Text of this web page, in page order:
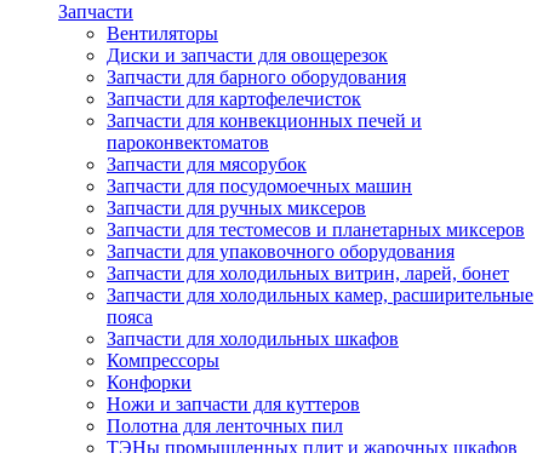
Запчасти
Вентиляторы
Диски и запчасти для овощерезок
Запчасти для барного оборудования
Запчасти для картофелечисток
Запчасти для конвекционных печей и
пароконвектоматов
Запчасти для мясорубок
Запчасти для посудомоечных машин
Запчасти для ручных миксеров
Запчасти для тестомесов и планетарных миксеров
Запчасти для упаковочного оборудования
Запчасти для холодильных витрин, ларей, бонет
Запчасти для холодильных камер, расширительные
пояса
Запчасти для холодильных шкафов
Компрессоры
Конфорки
Ножи и запчасти для куттеров
Полотна для ленточных пил
ТЭНы промышленных плит и жарочных шкафов